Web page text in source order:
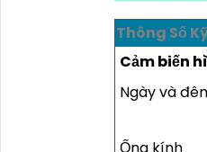
Thông Số
Cảm biến
Ngày và
Ống kính